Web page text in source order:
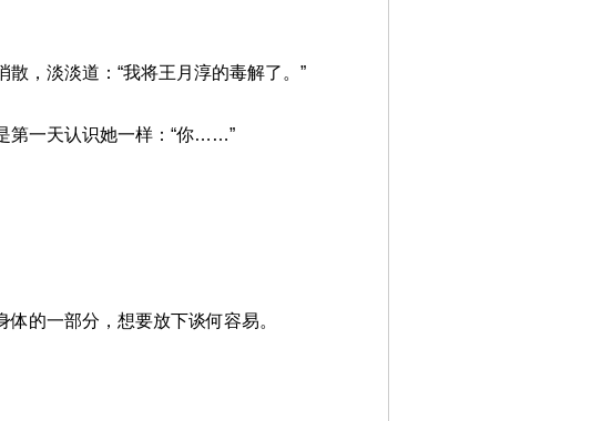
，淡淡道：“我将王月淳的毒解了。”
第一天认识她一样：“你……”
的一部分，想要放下谈何容易。